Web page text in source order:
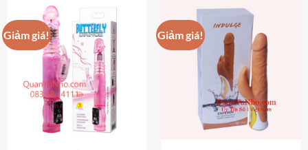
Giảm giá! Giảm giá!